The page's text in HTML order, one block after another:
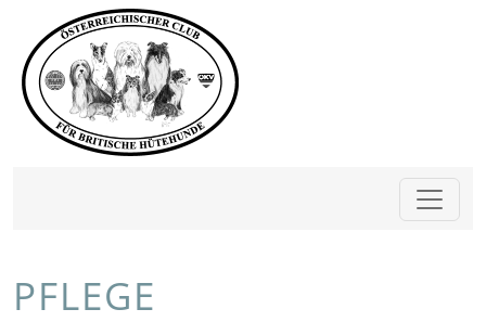
PFLEGE